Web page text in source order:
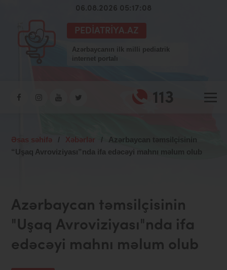
06.08.2026 05:17:08
PEDIATRIYA.AZ
Azərbaycanın ilk milli pediatrik
internet portalı
113
Əsas səhifə / Xəbərlər /
Azərbaycan təmsilçisinin
“Uşaq Avroviziyası”nda ifa edəcəyi mahnı məlum olub
Azərbaycan təmsilçisinin
"Uşaq Avroviziyası"nda ifa
edəcəyi mahnı məlum olub